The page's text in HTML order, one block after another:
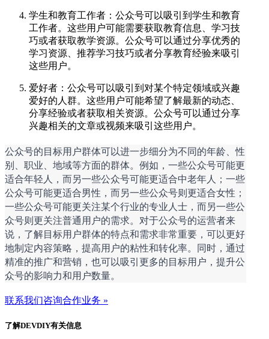
学生和教育工作者：公众号可以吸引到学生和教育
工作者。这些用户可能需要获取教育信息、学习技
巧或者获取教学资源。公众号可以通过分享优秀的
学习资源、推荐学习技巧或者分享教育经验来吸引
这些用户。
爱好者：公众号可以吸引到对某个特定领域或兴趣
爱好的人群。这些用户可能希望了解最新的动态、
分享经验或者获取相关资源。公众号可以通过分享
兴趣相关的文章或视频来吸引这些用户。
公众号的目标用户群体可以进一步细分为不同的年龄、性
别、职业、地域等方面的群体。例如，一些公众号可能更
适合年轻人，而另一些公众号可能更适合中老年人；一些
公众号可能更适合男性，而另一些公众号则更适合女性；
一些公众号可能更关注某个行业的专业人士，而另一些公
众号则更关注普通用户的需求。对于公众号的运营者来
说，了解目标用户群体的特点和需求非常重要，可以更好
地制定内容策略，提高用户的粘性和转化率。同时，通过
精准的推广和营销，也可以吸引更多的目标用户，提升公
众号的影响力和用户数量。
联系我们咨询合作业务 »
了解DEVDIY有关信息